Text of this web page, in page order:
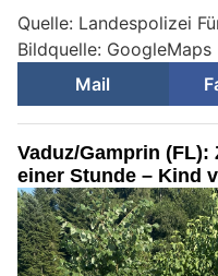
Quelle: Landespolizei
Bildquelle: GoogleMaps
Mail
Vaduz/Gamprin
einer Stunde – Kind